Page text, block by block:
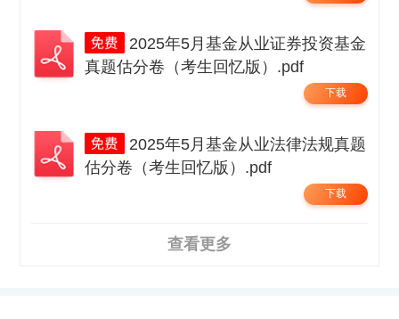
2025年5月基金从业证券投资基金
真题估分卷（考生回忆版）.pdf
下载
2025年5月基金从业法律法规真题
估分卷（考生回忆版）.pdf
下载
查看更多